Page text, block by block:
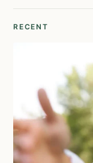
RECENT